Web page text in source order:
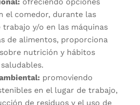
el comedor, durante las
trabajo y/o en las máquinas
de alimentos, proporciona
nutrición y hábitos
promoviendo
en el lugar de trabajo,
de residuos y el uso de